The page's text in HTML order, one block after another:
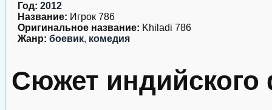
Год: 2012
Название: Игрок 786
Оригинальное название: Khiladi 786
Жанр: боевик, комедия
Сюжет